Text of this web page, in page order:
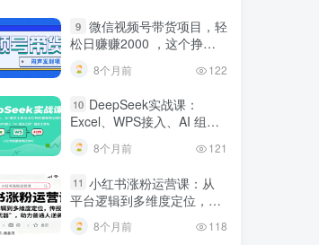
9 微信视频号带货项目，轻
松日赚赚2000 ，这个挣钱
入口很多伙伴都在闷声发财
8个月前 122
10 DeepSeek实战课：
Excel、WPS接入、AI 组合
工具与小红书批量做笔记技
巧
8个月前 121
11 小红书涨粉运营课：从
平台逻辑到多维度定位，传
人逆袭8个月前 118